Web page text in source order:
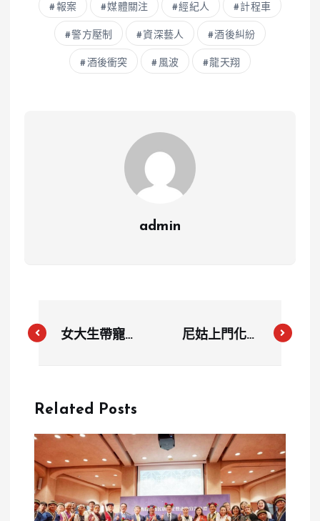
報案 媒體關注 經紀人 計程車
警方壓制 資深藝人 酒後糾紛
酒後衝突 風波 龍天翔
admin
女大生帶寵物
能求償及法律
尼姑上門化緣
Related Posts